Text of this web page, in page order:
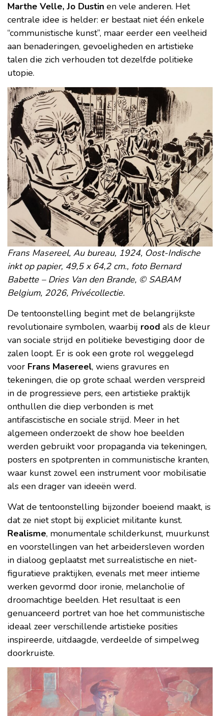
Marthe Velle, Jo Dustin en vele anderen. Het
centrale idee is helder: er bestaat niet één enkele
“communistische kunst”, maar eerder een veelheid
aan benaderingen, gevoeligheden en artistieke
talen die zich verhouden tot dezelfde politieke
utopie.
Frans Masereel, Au bureau, 1924, Oost-Indische
inkt op papier, 49,5 x 64,2 cm., foto Bernard
Babette – Dries Van den Brande, © SABAM
Belgium, 2026, Privécollectie.
De tentoonstelling begint met de belangrijkste
revolutionaire symbolen, waarbij rood als de kleur
van sociale strijd en politieke bevestiging door de
zalen loopt. Er is ook een grote rol weggelegd
voor Frans Masereel, wiens gravures en
tekeningen, die op grote schaal werden verspreid
in de progressieve pers, een artistieke praktijk
onthullen die diep verbonden is met
antifascistische en sociale strijd. Meer in het
algemeen onderzoekt de show hoe beelden
werden gebruikt voor propaganda via tekeningen,
posters en spotprenten in communistische kranten,
waar kunst zowel een instrument voor mobilisatie
als een drager van ideeën werd.
Wat de tentoonstelling bijzonder boeiend maakt, is
dat ze niet stopt bij expliciet militante kunst.
Realisme, monumentale schilderkunst, muurkunst
en voorstellingen van het arbeidersleven worden
in dialoog geplaatst met surrealistische en niet-
figuratieve praktijken, evenals met meer intieme
werken gevormd door ironie, melancholie of
droomachtige beelden. Het resultaat is een
genuanceerd portret van hoe het communistische
ideaal zeer verschillende artistieke posities
inspireerde, uitdaagde, verdeelde of simpelweg
doorkruiste.